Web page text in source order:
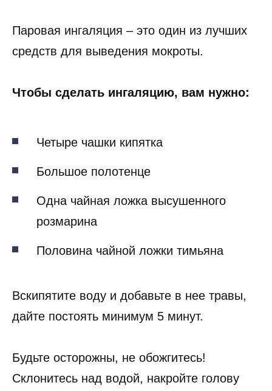
Паровая ингаляция – это один из лучших
средств для выведения мокроты.
Чтобы сделать ингаляцию, вам нужно:
Четыре чашки кипятка
Большое полотенце
Одна чайная ложка высушенного
розмарина
Половина чайной ложки тимьяна
Вскипятите воду и добавьте в нее травы,
дайте постоять минимум 5 минут.
Будьте осторожны, не обожгитесь!
Склонитесь над водой, накройте голову